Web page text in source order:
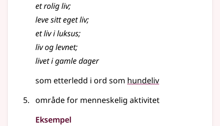
et roligliv;
leve sitt egetliv;
etlivi luksus;
livog levnet;
liveti gamle dager
som etterledd i ord som hundeliv
område for menneskelig aktivitet
Eksempel